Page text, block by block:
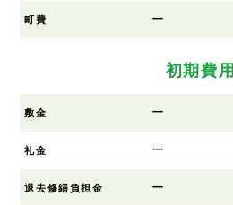
町費 ー
初期費用
敷金 ー
礼金 ー
退去修繕負担金 ー